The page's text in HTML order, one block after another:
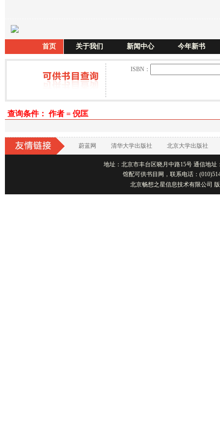
首页 关于我们 新闻中心 今年新书
ISBN：
查询条件： 作者 = 倪匡
蔚蓝网 清华大学出版社 北京大学出版社
地址：北京市丰台区晓月中路15号 通信地址
馆配可供书目网，联系电话：
北京畅想之星信息技术有限公司